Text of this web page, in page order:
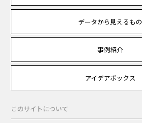
データから見えるもの
事例紹介
アイデアボックス
このサイトについて